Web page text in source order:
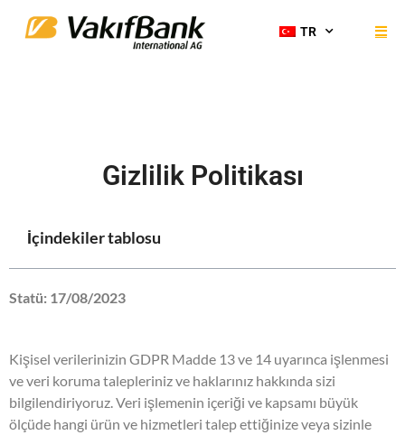
TR
Gizlilik Politikası
İçindekiler tablosu
Statü: 17/08/2023
Kişisel verilerinizin GDPR Madde 13 ve 14 uyarınca işlenmesi
ve veri koruma talepleriniz ve haklarınız hakkında sizi
bilgilendiriyoruz. Veri işlemenin içeriği ve kapsamı büyük
ölçüde hangi ürün ve hizmetleri talep ettiğinize veya sizinle